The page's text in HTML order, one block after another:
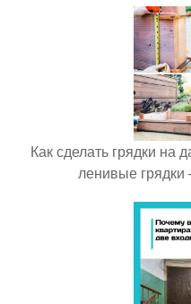
Как сделать грядки на
ленивые